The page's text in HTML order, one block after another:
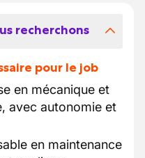
recherchons
pour le job
en mécanique et
avec autonomie et
en maintenance